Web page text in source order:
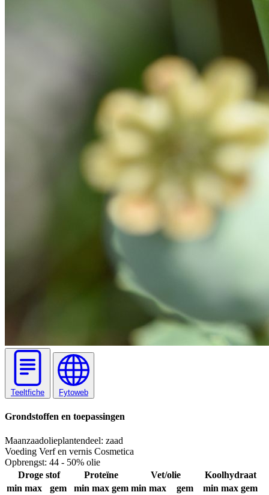
Teeltfiche Fytoweb
Grondstoffen en toepassingen
Maanzaadolieplantendeel: zaad
Voeding Verf en vernis Cosmetica
Opbrengst: 44 - 50% olie
Droge stof
Proteïne Vet/olie
Koolhydraat
min max gem min max gem min max gem min max gem